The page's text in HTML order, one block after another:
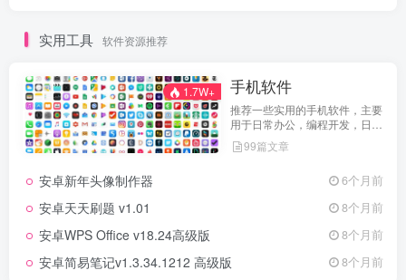
实用工具 软件资源推荐
1.7W+ 手机软件
推荐一些实用的手机软件，主要
用于日常办公，编程开发，日常
维护，娱乐等等
99篇文章
安卓新年头像制作器 6个月前
安卓天天刷题 v1.01 8个月前
安卓WPS Office v18.24高级版 8个月前
安卓简易笔记v1.3.34.1212 高级版 8个月前